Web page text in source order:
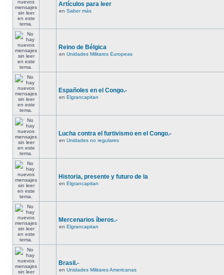
Artículos para leer
en Saber más
Reino de Bélgica
en Unidades Militares Europeas
Españoles en el Congo.-
en Elgrancapitan
Lucha contra el furtivismo en el Congo.-
en Unidades no regulares
Historia, presente y futuro de la
en Elgrancapitan
Mercenarios íberos.-
en Elgrancapitan
Brasil.-
en Unidades Militares Americanas